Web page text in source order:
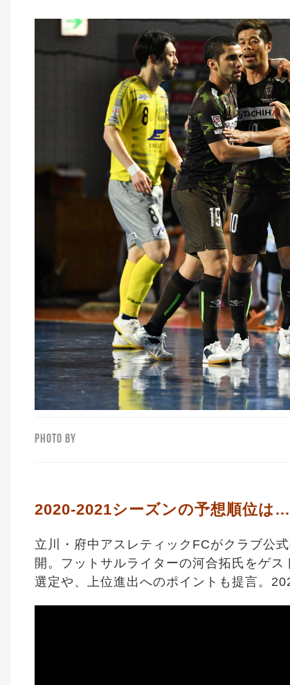
PHOTO BY
2020-2021シーズンの予想順位は
立川・府中アスレティックFCがクラブ公
開。フットサルライターの河合拓氏をゲ
選定や、上位進出へのポイントも提言。